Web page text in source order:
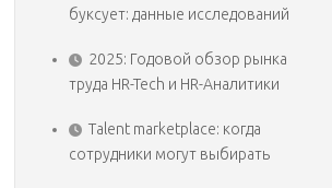
буксует: данные исследований
2025: Годовой обзор рынка
труда HR-Tech и HR-Аналитики
Talent marketplace: когда
сотрудники могут выбирать